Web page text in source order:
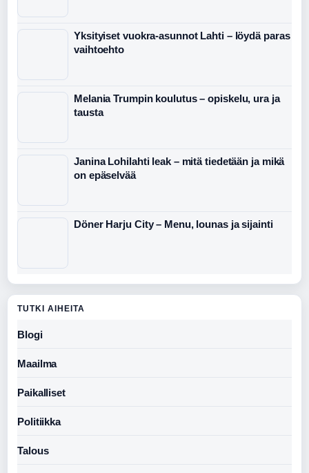
Yksityiset vuokra-asunnot Lahti – löydä paras
vaihtoehto
Melania Trumpin koulutus – opiskelu, ura ja
tausta
Janina Lohilahti leak – mitä tiedetään ja mikä
on epäselvää
Döner Harju City – Menu, lounas ja sijainti
TUTKI AIHEITA
Blogi
Maailma
Paikalliset
Politiikka
Talous